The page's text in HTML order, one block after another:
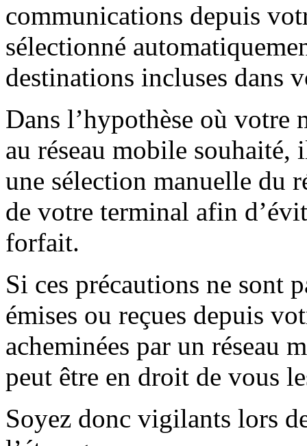
communications depuis
sélectionné
destinations incluses dans
Dans l’hypothèse où votre
au réseau mobile souhaité,
une sélection manuelle du
de votre terminal afin
forfait.
Si ces précautions ne sont
émises ou reçues depuis
acheminées par un réseau
peut être en droit de vous
Soyez donc vigilants lors